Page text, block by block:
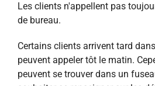
Les clients n'appellent pas
de bureau.
Certains clients arrivent tard
peuvent appeler tôt le matin.
peuvent se trouver dans un